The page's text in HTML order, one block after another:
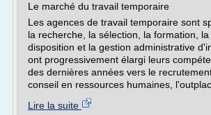
Le marché du travail temporaire
Les agences de travail temporaire sont
la recherche, la sélection, la formation, la
disposition et la gestion administrative
ont progressivement élargi leurs
des dernières années vers le
conseil en ressources humaines,
Lire la suite